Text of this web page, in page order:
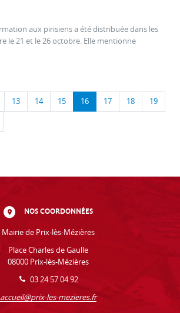
aux pirisiens a été distribuée dans les
le 21 et le 26 octobre. Elle mentionne
13 14 15 16 17 18 19
NOS COORDONNÉES
Mairie de Prix-lès-Mézières
Place Charles de Gaulle
08000 Prix-lès-Mézières
03 24 57 04 92
accueil@prix-les-mezieres.fr